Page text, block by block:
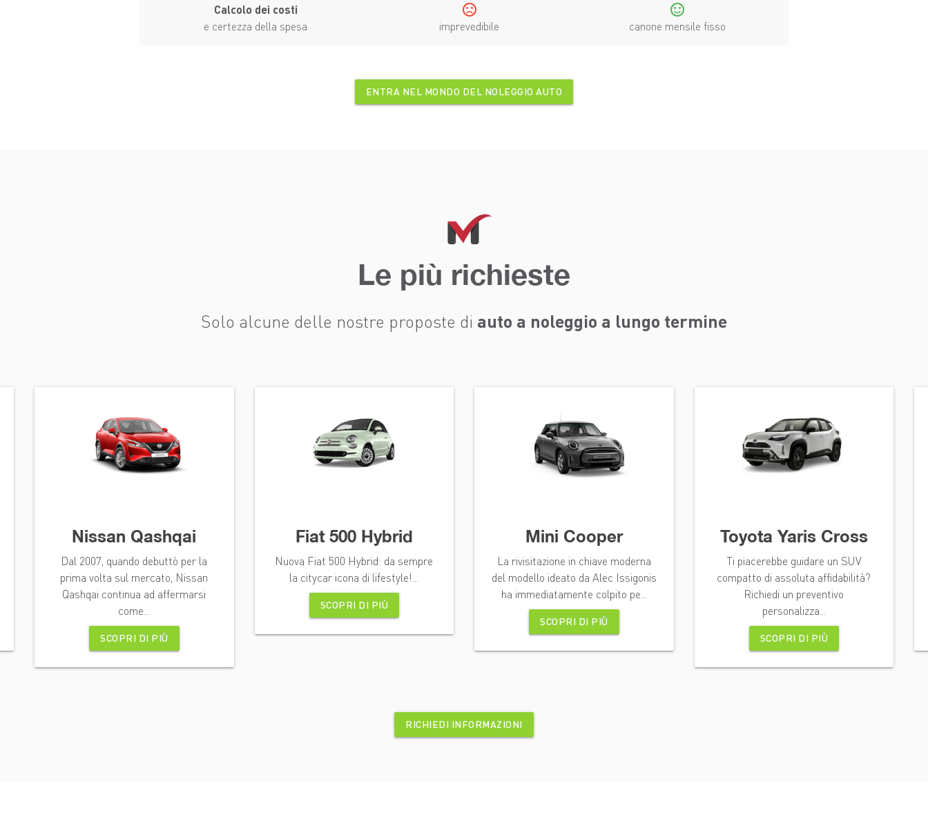
Calcolo dei costi
e certezza della spesa
sentiment_dissatisfied
imprevedibile
sentiment_satisfied
canone mensile fisso
ENTRA NEL MONDO DEL NOLEGGIO AUTO
Le più richieste
Solo alcune delle nostre proposte di auto a noleggio a lungo termine
Nissan Qashqai
Dal 2007, quando debuttò per la
prima volta sul mercato, Nissan
Qashqai continua ad affermarsi
come...
SCOPRI DI PIÙ
Fiat 500 Hybrid
Nuova Fiat 500 Hybrid: da sempre
la citycar icona di lifestyle!...
SCOPRI DI PIÙ
Mini Cooper
La rivisitazione in chiave moderna
del modello ideato da Alec Issigonis
ha immediatamente colpito pe...
SCOPRI DI PIÙ
Toyota Yaris Cross
Ti piacerebbe guidare un SUV
compatto di assoluta affidabilità?
Richiedi un preventivo
personalizza...
SCOPRI DI PIÙ
RICHIEDI INFORMAZIONI